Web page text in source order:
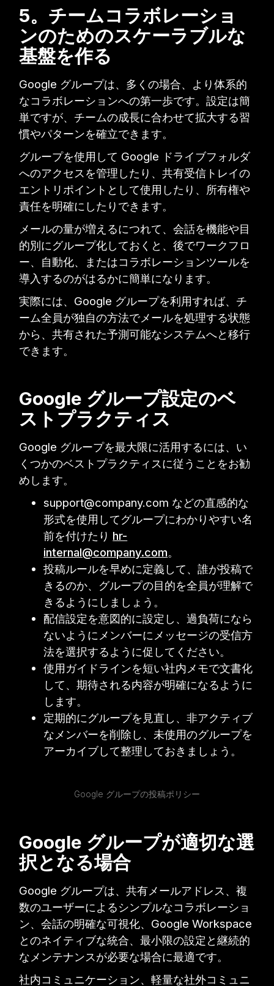
5。チームコラボレーショ
ンのためのスケーラブルな
基盤を作る
Google グループは、多くの場合、より体系的
なコラボレーションへの第一歩です。設定は簡
単ですが、チームの成長に合わせて拡大する習
慣やパターンを確立できます。
グループを使用して Google ドライブフォルダ
へのアクセスを管理したり、共有受信トレイの
エントリポイントとして使用したり、所有権や
責任を明確にしたりできます。
メールの量が増えるにつれて、会話を機能や目
的別にグループ化しておくと、後でワークフロ
ー、自動化、またはコラボレーションツールを
導入するのがはるかに簡単になります。
実際には、Google グループを利用すれば、チ
ーム全員が独自の方法でメールを処理する状態
から、共有された予測可能なシステムへと移行
できます。
Google グループ設定のベ
ストプラクティス
Google グループを最大限に活用するには、い
くつかのベストプラクティスに従うことをお勧
めします。
support@company.com などの直感的な
形式を使用してグループにわかりやすい名
前を付けたり hr-
internal@company.com。
投稿ルールを早めに定義して、誰が投稿で
きるのか、グループの目的を全員が理解で
きるようにしましょう。
配信設定を意図的に設定し、過負荷になら
ないようにメンバーにメッセージの受信方
法を選択するように促してください。
使用ガイドラインを短い社内メモで文書化
して、期待される内容が明確になるように
します。
定期的にグループを見直し、非アクティブ
なメンバーを削除し、未使用のグループを
アーカイブして整理しておきましょう。
Google グループの投稿ポリシー
Google グループが適切な選
択となる場合
Google グループは、共有メールアドレス、複
数のユーザーによるシンプルなコラボレーショ
ン、会話の明確な可視化、Google Workspace
とのネイティブな統合、最小限の設定と継続的
なメンテナンスが必要な場合に最適です。
社内コミュニケーション、軽量な社外コミュニ